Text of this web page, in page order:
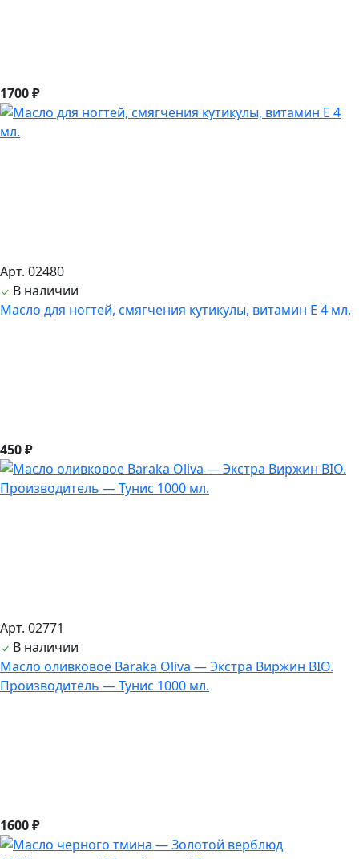
1700 ₽
Арт. 02480
В наличии
Масло для ногтей, смягчения кутикулы, витамин Е 4 мл.
450 ₽
Арт. 02771
В наличии
Масло оливковое Baraka Oliva — Экстра Виржин BIO.
Производитель — Тунис 1000 мл.
1600 ₽